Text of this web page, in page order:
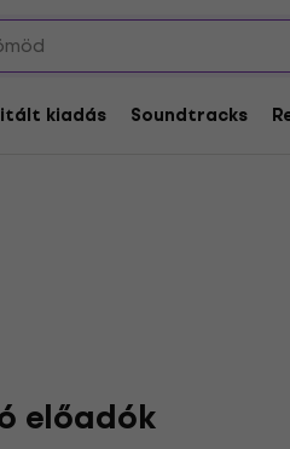
kiadás Soundtracks
előadók